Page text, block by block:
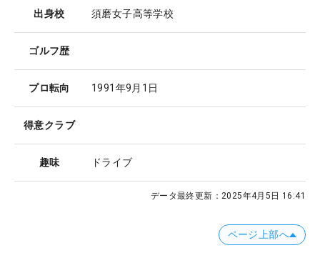
出身校 須磨女子高等学校
ゴルフ歴
プロ転向 1991年9月1日
得意クラブ
趣味 ドライブ
データ最終更新： 2025年4月5日 16:41
ページ上部へ